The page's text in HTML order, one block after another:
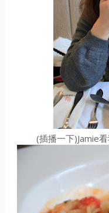
(插播一下)Jamie